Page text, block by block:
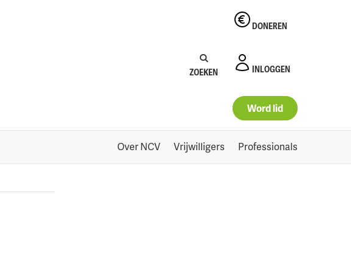
Zoeken:Zoeken
ZOEKEN
DONEREN
INLOGGEN
Word lid
Over NCV Vrijwilligers Professionals